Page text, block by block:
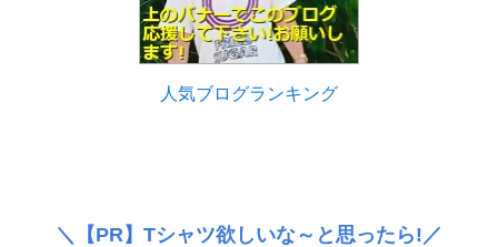
人気ブログランキング
＼ 【PR】 Tシャツ欲しいな～と思ったら!／